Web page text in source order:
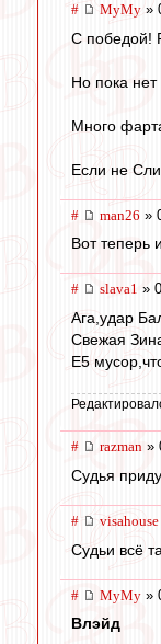
# МуМу »
С победой!
Но пока
Много
Если не
# man26 »
Вот теперь
# slava1 »
Ага,удар
Свежая
Е5
# razman »
Судья
# visahouse
Судьи всё
# МуМу »
Влэйд